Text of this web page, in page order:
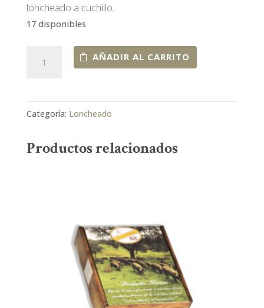
loncheado a cuchillo.
17 disponibles
de
Bellota
50%
AÑADIR AL CARRITO
Categoría: Loncheado
Productos relacionados